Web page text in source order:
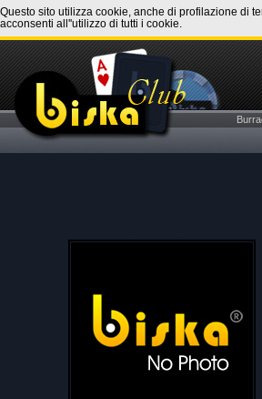
Questo sito utilizza cookie, anche di profilazione di
acconsenti all''utilizzo di tutti i cookie.